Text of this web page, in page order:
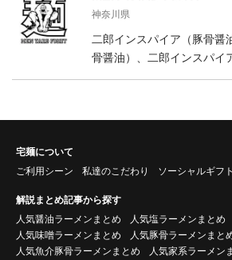
神奈川県
二郎インスパイア（豚骨醤
骨醤油）、二郎インスパイ
宅麺について
ご利用シーン
私達のこだわり ソーシャルギフト
解説まとめ記事から探す
人気醤油ラーメンまとめ
人気塩ラーメンまとめ
人気味噌ラーメンまとめ
人気豚骨ラーメンまと
人気魚介豚骨ラーメンまとめ
人気家系ラーメン